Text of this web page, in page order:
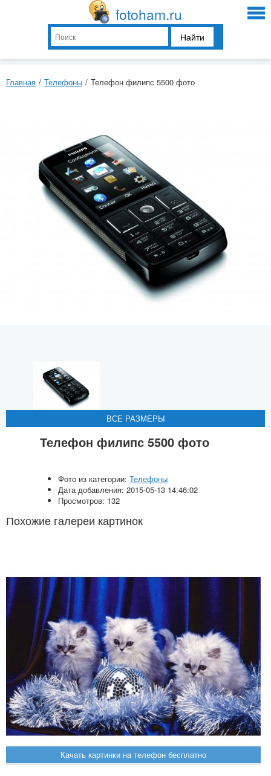
fotoham.ru
Найти
Главная / Телефоны / Телефон филипс 5500 фото
ВСЕ РАЗМЕРЫ
ВСЕ РАЗМЕРЫ
ВСЕ РАЗМЕРЫ
ВСЕ РАЗМЕРЫ
ВСЕ РАЗМЕРЫ
Телефон филипс 5500 фото
Фото из категории: Телефоны
Дата добавления: 2015-05-13 14:46:02
Просмотров: 132
Похожие галереи картинок
Качать картинки на телефон бесплатно